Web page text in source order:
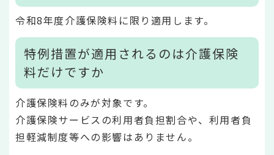
令和8年度介護保険料に限り適用します。
特例措置が適用されるのは介護保険
料だけですか
介護保険料のみが対象です。
介護保険サービスの利用者負担割合や、利用者負
担軽減制度等への影響はありません。